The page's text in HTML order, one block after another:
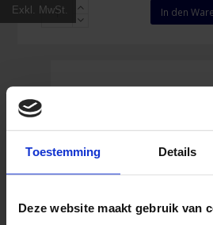
Toestemming Details
Deze website maakt gebruik van
Exkl. MwSt.
Premier
Stutzentape
x
20
In den